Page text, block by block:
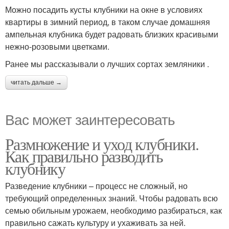
Можно посадить кусты клубники на окне в условиях
квартиры в зимний период, в таком случае домашняя
ампельная клубника будет радовать близких красивыми
нежно-розовыми цветками.
Ранее мы рассказывали о лучших сортах земляники .
читать дальше →
Вас может заинтересовать
Размножение и уход клубники.
Как правильно разводить
клубнику
Разведение клубники – процесс не сложный, но
требующий определенных знаний. Чтобы радовать всю
семью обильным урожаем, необходимо разбираться, как
правильно сажать культуру и ухаживать за ней.